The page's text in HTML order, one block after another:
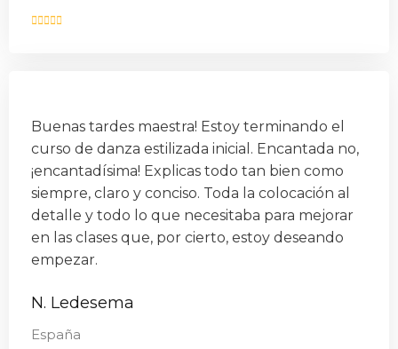
Buenas tardes maestra! Estoy terminando el
curso de danza estilizada inicial. Encantada no,
¡encantadísima! Explicas todo tan bien como
siempre, claro y conciso. Toda la colocación al
detalle y todo lo que necesitaba para mejorar
en las clases que, por cierto, estoy deseando
empezar.
N. Ledesema
España